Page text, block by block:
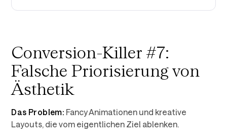
Conversion-Killer #7:
Falsche Priorisierung von
Ästhetik
Das Problem: Fancy Animationen und kreative
Layouts, die vom eigentlichen Ziel ablenken.